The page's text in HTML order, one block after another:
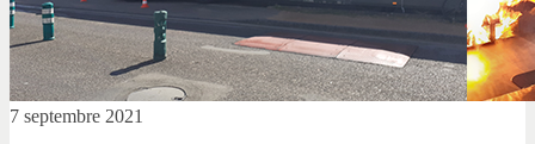
7 septembre 2021